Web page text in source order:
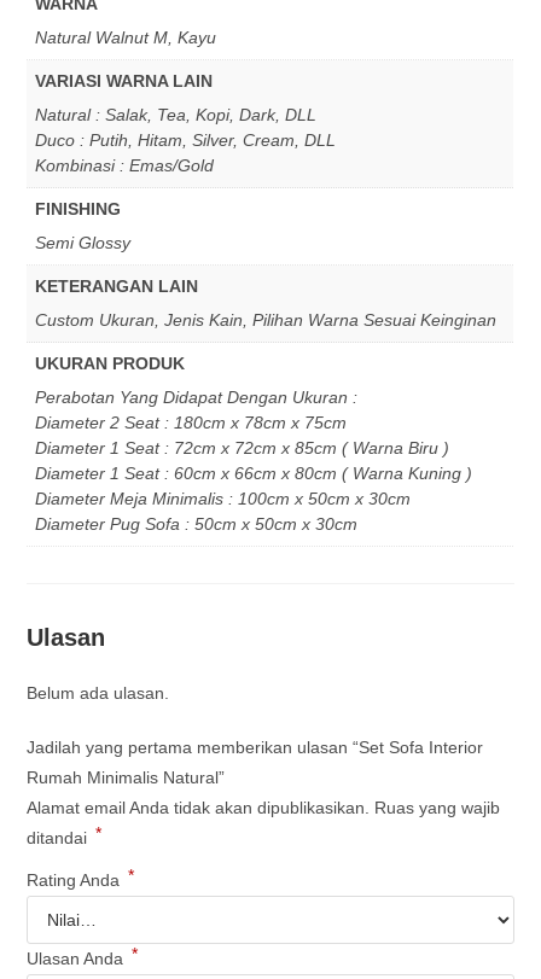
Natural Walnut M, Kayu
VARIASI WARNA LAIN
Natural : Salak, Tea, Kopi, Dark, DLL
Duco : Putih, Hitam, Silver, Cream, DLL
Kombinasi : Emas/Gold
FINISHING
Semi Glossy
KETERANGAN LAIN
Custom Ukuran, Jenis Kain, Pilihan Warna Sesuai Keinginan
UKURAN PRODUK
Perabotan Yang Didapat Dengan Ukuran :
Diameter 2 Seat : 180cm x 78cm x 75cm
Diameter 1 Seat : 72cm x 72cm x 85cm ( Warna Biru )
Diameter 1 Seat : 60cm x 66cm x 80cm ( Warna Kuning )
Diameter Meja Minimalis : 100cm x 50cm x 30cm
Diameter Pug Sofa : 50cm x 50cm x 30cm
Ulasan
Belum ada ulasan.
Jadilah yang pertama memberikan ulasan “Set Sofa Interior
Rumah Minimalis Natural”
Alamat email Anda tidak akan dipublikasikan.
Ruas yang wajib
ditandai *
Rating Anda *
Ulasan Anda *